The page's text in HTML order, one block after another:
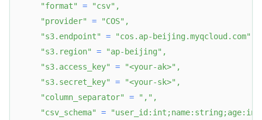
"format"
= "csv" ,
"provider"
= "COS" ,
"s3.endpoint"
= "cos.ap-beijing.myqcloud.com"
"s3.region"
= "ap-beijing" ,
"s3.access_key"
= "<your-ak>" ,
"s3.secret_key"
= "<your-sk>" ,
"column_separator"
= "," ,
"csv_schema"
=